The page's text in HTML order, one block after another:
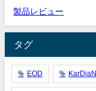
製品レビュー
タグ
EOD KarDiaN